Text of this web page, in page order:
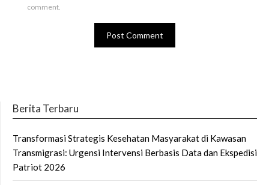
comment.
Berita Terbaru
Transformasi Strategis Kesehatan Masyarakat di Kawasan
Transmigrasi: Urgensi Intervensi Berbasis Data dan Ekspedisi
Patriot 2026